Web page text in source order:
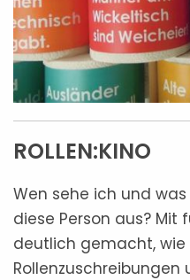
ROLLEN:KINO
Wen sehe ich und
diese Person aus? Mit
deutlich gemacht, wie